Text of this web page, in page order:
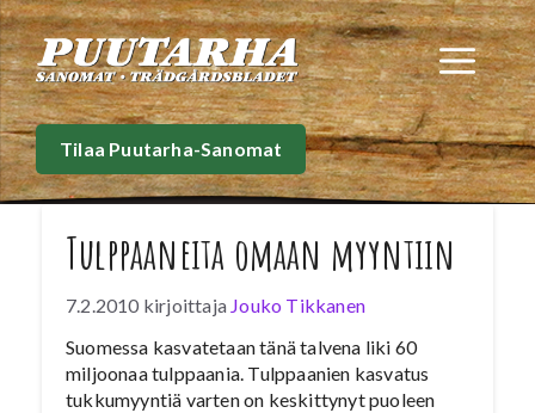
Siirry
sisältöön
Tilaa Puutarha-Sanomat
Tulppaaneita omaan myyntiin
7.2.2010 kirjoittaja Jouko Tikkanen
Suomessa kasvatetaan tänä talvena liki 60
miljoonaa tulppaania. Tulppaanien kasvatus
tukkumyyntiä varten on keskittynyt puoleen